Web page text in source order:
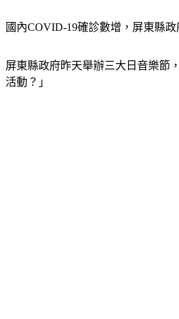
國內COVID-19確診數增，屏東縣
屏東縣政府昨天舉辦三大日音樂節
活動？」